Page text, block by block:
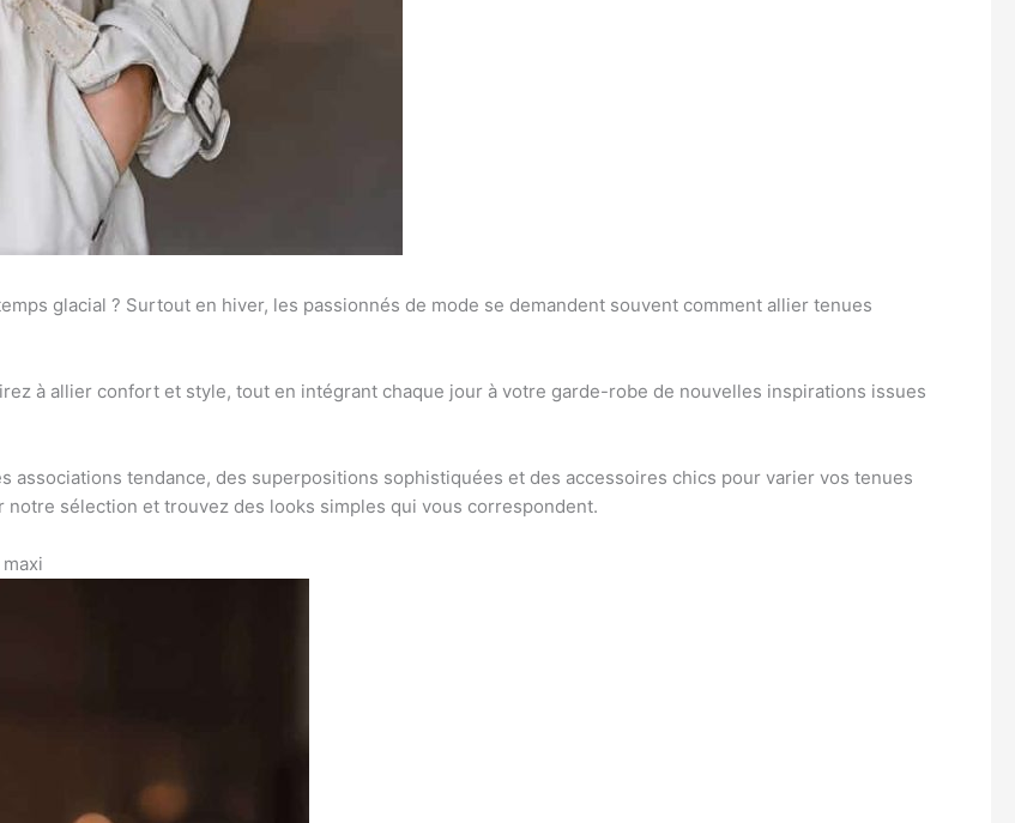
glacial ? Surtout en hiver, les passionnés de mode se demandent souvent comment allier tenues
à allier confort et style, tout en intégrant chaque jour à votre garde-robe de nouvelles inspirations issues
associations tendance, des superpositions sophistiquées et des accessoires chics pour varier vos tenues
sélection et trouvez des looks simples qui vous correspondent.